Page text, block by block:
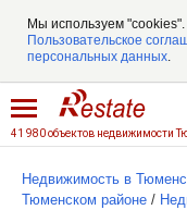
Мы используем
Пользовательское
персональных данных.
Недвижимость в
Тюменском районе /